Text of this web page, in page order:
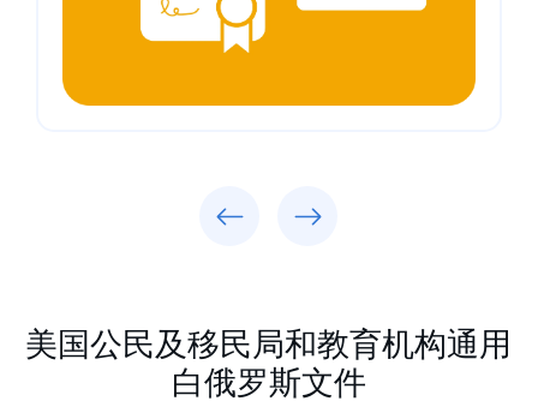
美国公民及移民局和教育机构通用
白俄罗斯文件